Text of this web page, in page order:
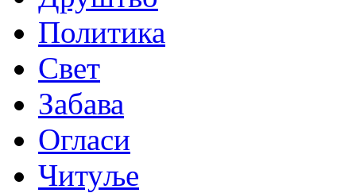
Политика
Свет
Забава
Огласи
Читуље